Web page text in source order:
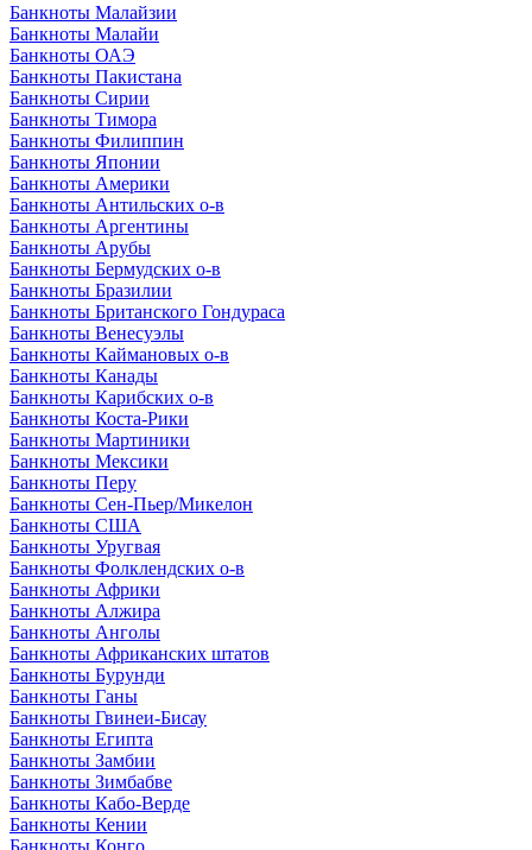
Банкноты Малайзии
Банкноты Малайи
Банкноты ОАЭ
Банкноты Пакистана
Банкноты Сирии
Банкноты Тимора
Банкноты Филиппин
Банкноты Японии
Банкноты Америки
Банкноты Антильских о-в
Банкноты Аргентины
Банкноты Арубы
Банкноты Бермудских о-в
Банкноты Бразилии
Банкноты Британского Гондураса
Банкноты Венесуэлы
Банкноты Каймановых о-в
Банкноты Канады
Банкноты Карибских о-в
Банкноты Коста-Рики
Банкноты Мартиники
Банкноты Мексики
Банкноты Перу
Банкноты Сен-Пьер/Микелон
Банкноты США
Банкноты Уругвая
Банкноты Фолклендских о-в
Банкноты Африки
Банкноты Алжира
Банкноты Анголы
Банкноты Африканских штатов
Банкноты Бурунди
Банкноты Ганы
Банкноты Гвинеи-Бисау
Банкноты Египта
Банкноты Замбии
Банкноты Зимбабве
Банкноты Кабо-Верде
Банкноты Кении
Банкноты Конго